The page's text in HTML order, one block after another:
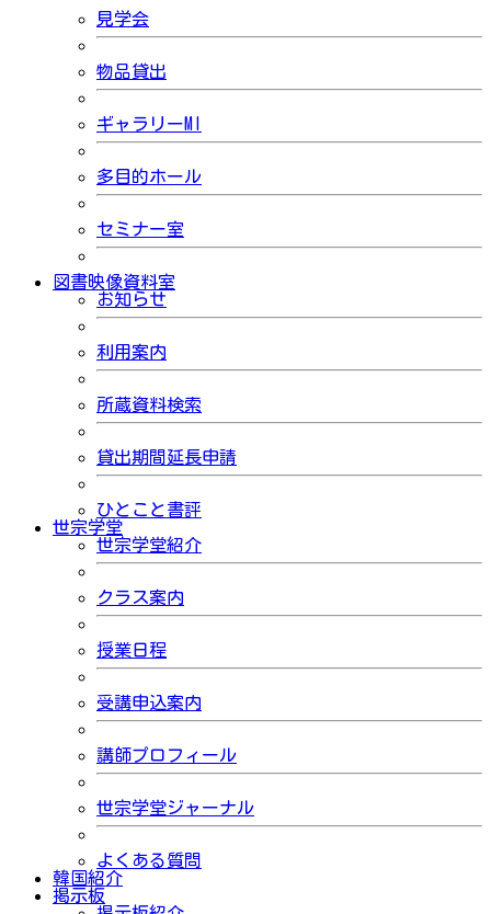
見学会
物品貸出
ギャラリーMI
多目的ホール
セミナー室
図書映像資料室
お知らせ
利用案内
所蔵資料検索
貸出期間延長申請
ひとこと書評
世宗学堂
世宗学堂紹介
クラス案内
授業日程
受講申込案内
講師プロフィール
世宗学堂ジャーナル
よくある質問
韓国紹介
掲示板